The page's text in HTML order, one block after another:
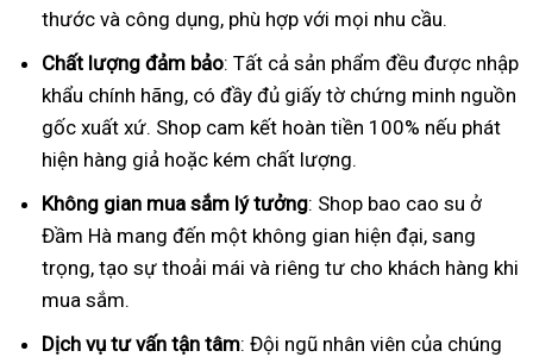
thước và công dụng, phù hợp với mọi nhu cầu.
Chất lượng đảm bảo: Tất cả sản phẩm đều được nhập
khẩu chính hãng, có đầy đủ giấy tờ chứng minh nguồn
gốc xuất xứ. Shop cam kết hoàn tiền 100% nếu phát
hiện hàng giả hoặc kém chất lượng.
Không gian mua sắm lý tưởng: Shop bao cao su ở
Đầm Hà mang đến một không gian hiện đại, sang
trọng, tạo sự thoải mái và riêng tư cho khách hàng khi
mua sắm.
Dịch vụ tư vấn tận tâm: Đội ngũ nhân viên của chúng